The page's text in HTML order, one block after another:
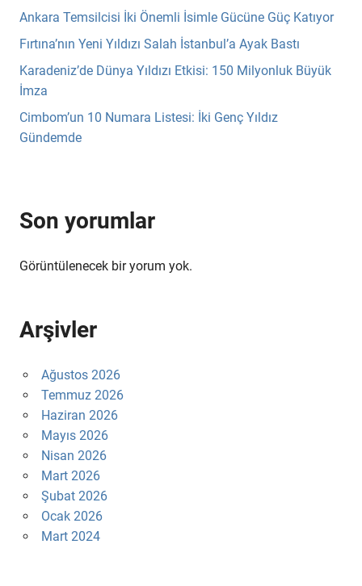
Ankara Temsilcisi İki Önemli İsimle Gücüne Güç Katıyor
Fırtına’nın Yeni Yıldızı Salah İstanbul’a Ayak Bastı
Karadeniz’de Dünya Yıldızı Etkisi: 150 Milyonluk Büyük
İmza
Cimbom’un 10 Numara Listesi: İki Genç Yıldız
Gündemde
Son yorumlar
Görüntülenecek bir yorum yok.
Arşivler
Ağustos 2026
Temmuz 2026
Haziran 2026
Mayıs 2026
Nisan 2026
Mart 2026
Şubat 2026
Ocak 2026
Mart 2024